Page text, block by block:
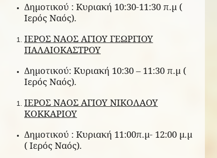
Δημοτικού : Κυριακή 10:30-11:30 π.μ (
Ιερός Ναός).
ΙΕΡΟΣ ΝΑΟΣ ΑΓΙΟΥ ΓΕΩΡΓΙΟΥ
ΠΑΛΑΙΟΚΑΣΤΡΟΥ
Δημοτικού: Κυριακή 10:30 – 11:30 π.μ (
Ιερός Ναός).
ΙΕΡΟΣ ΝΑΟΣ ΑΓΙΟΥ ΝΙΚΟΛΑΟΥ
ΚΟΚΚΑΡΙΟΥ
Δημοτικού : Κυριακή 11:00π.μ- 12:00 μ.μ
( Ιερός Ναός).